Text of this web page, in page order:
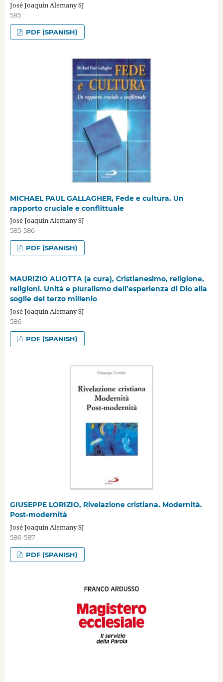
José Joaquín Alemany SJ
585
PDF (SPANISH)
MICHAEL PAUL GALLAGHER, Fede e cultura. Un
rapporto cruciale e conflittuale
José Joaquín Alemany SJ
585-586
PDF (SPANISH)
MAURIZIO ALIOTTA (a cura), Cristianesimo, religione,
religioni. Unità e pluralismo dell’esperienza di Dio alia
soglie del terzo millenio
José Joaquín Alemany SJ
586
PDF (SPANISH)
GIUSEPPE LORIZIO, Rivelazione cristiana. Modernità.
Post-modernità
José Joaquín Alemany SJ
586-587
PDF (SPANISH)